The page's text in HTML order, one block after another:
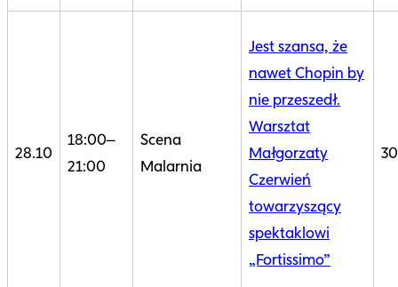
28.10
18:00–
21:00
Scena
Malarnia
Jest szansa, że
nawet Chopin by
nie przeszedł.
Warsztat
Małgorzaty
Czerwień
towarzyszący
spektaklowi
„Fortissimo”